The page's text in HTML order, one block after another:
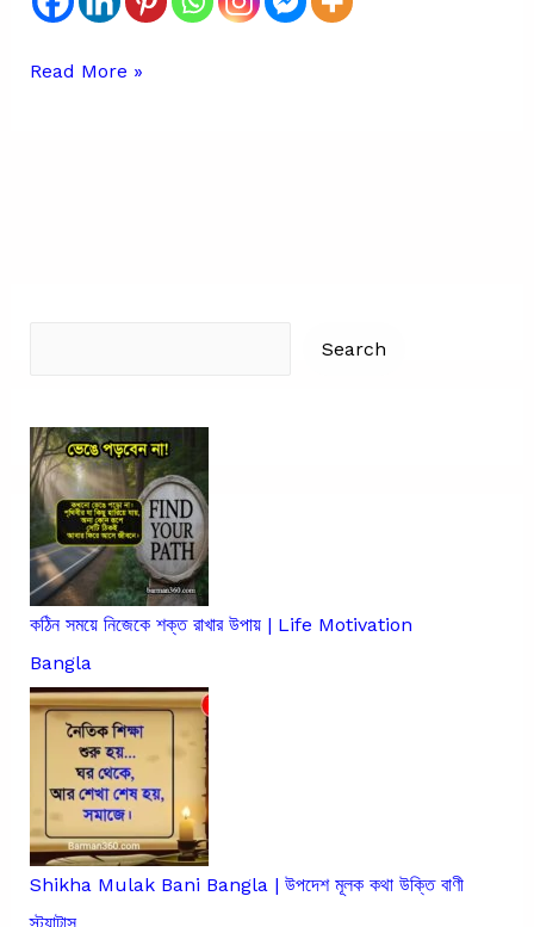
সুখ
Read More »
Search
কঠিন সময়ে নিজেকে শক্ত রাখার উপায় | Life Motivation
Bangla
Shikha Mulak Bani Bangla | উপদেশ মূলক কথা উক্তি বাণী